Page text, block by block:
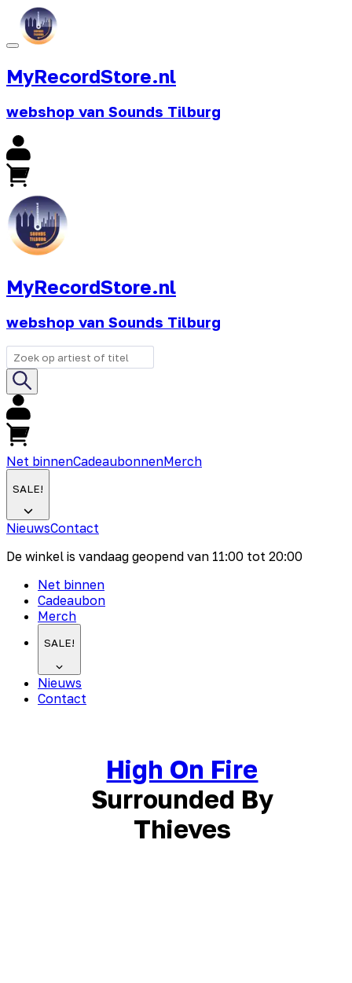
MyRecordStore.nl
webshop van Sounds Tilburg
MyRecordStore.nl
webshop van Sounds Tilburg
Net binnenCadeaubonnenMerch
SALE!
NieuwsContact
De winkel is vandaag geopend van 11:00 tot 20:00
Net binnen
Cadeaubon
Merch
SALE!
Nieuws
Contact
High On Fire
Surrounded By
Thieves